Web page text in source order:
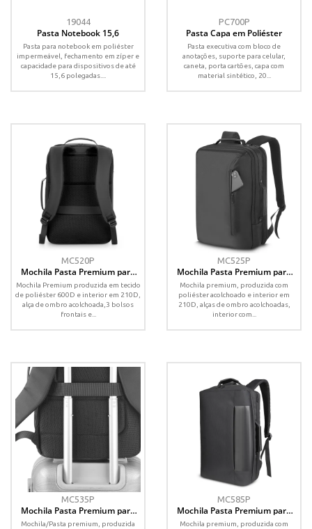
19044
Pasta Notebook 15,6
Pasta para notebook em poliéster
impermeável, fechamento em zíper e
capacidade para dispositivos de até
15,6 polegadas....
PC700P
Pasta Capa em Poliéster
Pasta executiva com bloco de
anotações, suporte para celular,
caneta, porta cartões, capa com
material sintético, 20...
MC520P
Mochila Pasta Premium para
Notebook em Poliéster 600D
Mochila Premium produzida em tecido
de poliéster 600D e interior em 210D,
alça de ombro acolchoada,3 bolsos
frontais e...
MC525P
Mochila Pasta Premium para
notebook em Poliéster 600D
Mochila premium, produzida com
poliéster acolchoado e interior em
210D, alças de ombro acolchoadas,
interior com...
MC535P
Mochila Pasta Premium para
notebook em Poliéster 600D
Mochila/Pasta premium, produzida
MC585P
Mochila Pasta Premium para
notebook em Poliéster 600D
Mochila premium, produzida com